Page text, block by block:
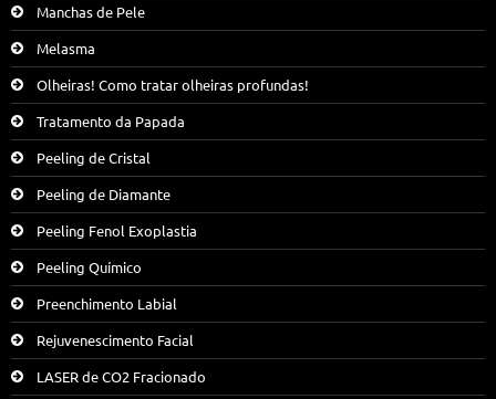
Manchas de Pele
Melasma
Olheiras! Como tratar olheiras profundas!
Tratamento da Papada
Peeling de Cristal
Peeling de Diamante
Peeling Fenol Exoplastia
Peeling Químico
Preenchimento Labial
Rejuvenescimento Facial
LASER de CO2 Fracionado